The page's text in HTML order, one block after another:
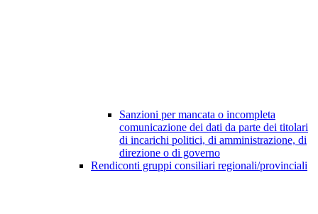
Sanzioni per mancata o incompleta
comunicazione dei dati da parte dei titolari
di incarichi politici, di amministrazione, di
direzione o di governo
Rendiconti gruppi consiliari regionali/provinciali